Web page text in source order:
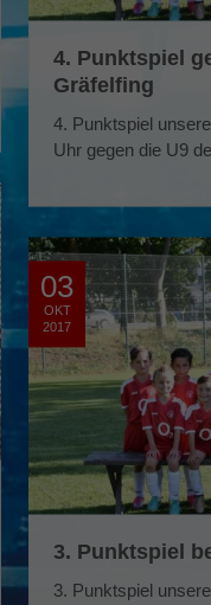
4. Punktspiel
Gräfelfing
4. Punktspiel
Uhr gegen die U9
03
OKT
2017
3. Punktspiel
3. Punktspiel